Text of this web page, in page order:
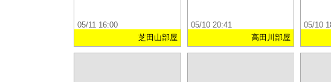
05/11 16:00
芝田山部屋
05/10 20:41
高田川部屋
05/10